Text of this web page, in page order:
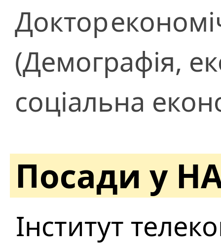
Доктор
(Демографія,
соціальна
Посади у
Інститут